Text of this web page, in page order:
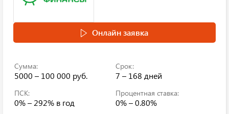
Онлайн заявка
Сумма:
5000 – 100 000 руб.
Срок:
7 – 168 дней
ПСК:
0% – 292% в год
Процентная ставка:
0% – 0.80%